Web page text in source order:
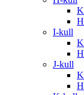
I-kull
J-kull